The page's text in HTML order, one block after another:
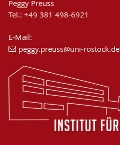
Peggy Preuss
Tel.: +49 381 498-6921
E-Mail:
peggy.preuss@uni-rostock.de